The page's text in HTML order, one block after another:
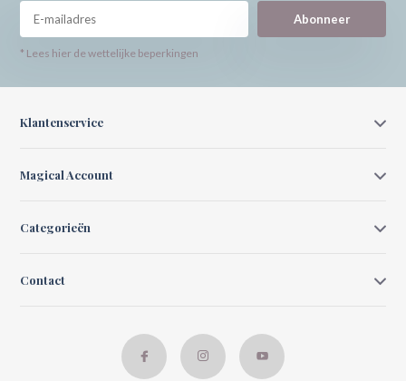
Abonneer
* Lees hier de wettelijke beperkingen
Klantenservice
Magical Account
Categorieën
Contact